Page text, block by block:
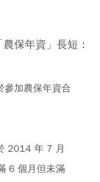
保年資」長短：
加農保年資合
2014 年 7 月
6 個月但未滿